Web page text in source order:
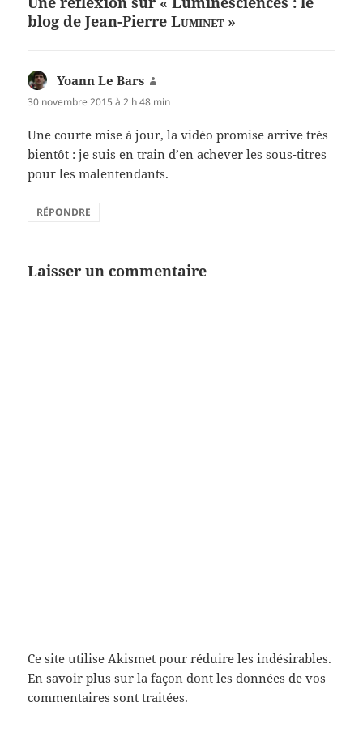
blog de Jean-PierreLuminet»
Yoann Le Bars
30 novembre 2015 à 2 h 48 min
Une courte mise à jour, la vidéo promise arrive très
bientôt : je suis en train d’en achever les sous-titres
pour les malentendants.
RÉPONDRE
Laisser un commentaire
Ce site utilise Akismet pour réduire les indésirables.
En savoir plus sur la façon dont les données de vos
commentaires sont traitées.